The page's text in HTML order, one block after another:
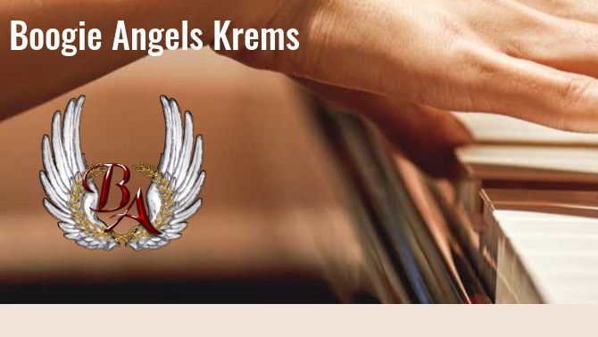
Boogie Angels Krems